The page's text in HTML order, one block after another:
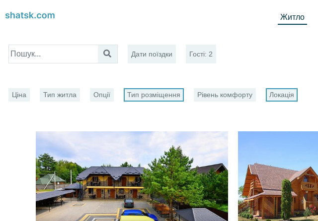
Житло
Дати поїздки Гості: 2
Ціна Тип житла Опції Тип розміщення Рівень комфорту Локація